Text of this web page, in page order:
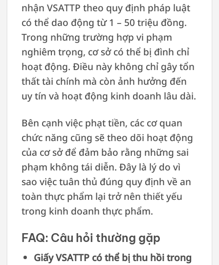
nhận VSATTP theo quy định pháp luật
có thể dao động từ 1 – 50 triệu đồng.
Trong những trường hợp vi phạm
nghiêm trọng, cơ sở có thể bị đình chỉ
hoạt động. Điều này không chỉ gây tổn
thất tài chính mà còn ảnh hưởng đến
uy tín và hoạt động kinh doanh lâu dài.
Bên cạnh việc phạt tiền, các cơ quan
chức năng cũng sẽ theo dõi hoạt động
của cơ sở để đảm bảo rằng những sai
phạm không tái diễn. Đây là lý do vì
sao việc tuân thủ đúng quy định về an
toàn thực phẩm lại trở nên thiết yếu
trong kinh doanh thực phẩm.
FAQ: Câu hỏi thường gặp
Giấy VSATTP có thể bị thu hồi trong